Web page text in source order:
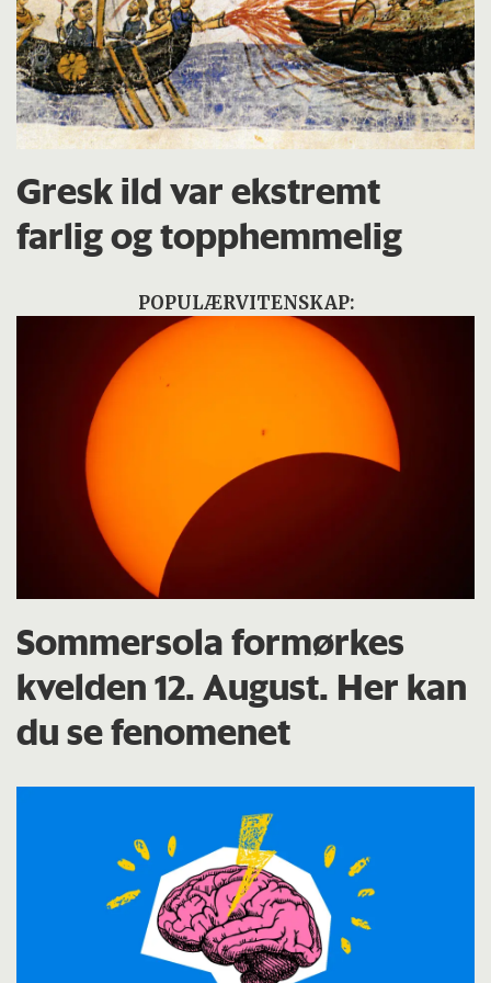
Gresk ild var ekstremt
farlig og topphemmelig
POPULÆRVITENSKAP:
Sommersola formørkes
kvelden 12. August. Her kan
du se fenomenet